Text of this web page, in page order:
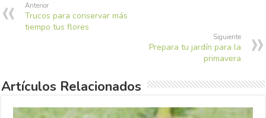
Anterior
Trucos para conservar más
tiempo tus flores
Siguiente
Prepara tu jardín para la
primavera
Artículos Relacionados